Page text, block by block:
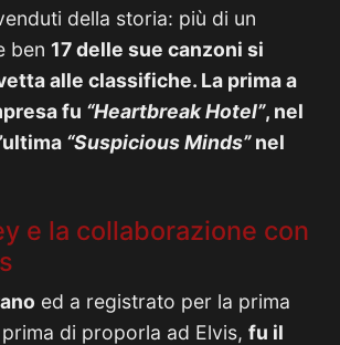
della storia: più di un
ben 17 delle sue canzoni si
alle classifiche. La prima a
fu “Heartbreak Hotel”, nel
“Suspicious Minds”nel
e la collaborazione con
ed a registrato per la prima
di proporla ad Elvis, fu il